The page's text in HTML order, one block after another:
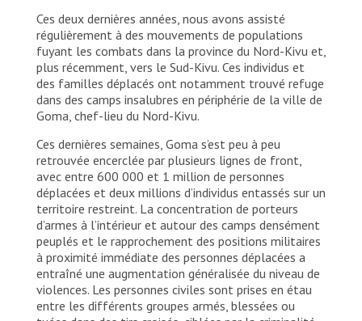
Ces deux dernières années, nous avons assisté
régulièrement à des mouvements de populations
fuyant les combats dans la province du Nord-Kivu et,
plus récemment, vers le Sud-Kivu. Ces individus et
des familles déplacés ont notamment trouvé refuge
dans des camps insalubres en périphérie de la ville de
Goma, chef-lieu du Nord-Kivu.
Ces dernières semaines, Goma s’est peu à peu
retrouvée encerclée par plusieurs lignes de front,
avec entre 600 000 et 1 million de personnes
déplacées et deux millions d’individus entassés sur un
territoire restreint. La concentration de porteurs
d’armes à l’intérieur et autour des camps densément
peuplés et le rapprochement des positions militaires
à proximité immédiate des personnes déplacées a
entraîné une augmentation généralisée du niveau de
violences. Les personnes civiles sont prises en étau
entre les différents groupes armés, blessées ou